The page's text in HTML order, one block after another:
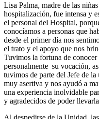
Lisa Palma, madre de las
hospitalización, fue intensa y
el personal del Hospital,
conocíamos a personas que
desde el primer día nos
el trato y el apoyo que nos
Tuvimos la fortuna de
personalmente su vocación,
tuvimos de parte del Jefe de
muy asertiva y nos ayudó a
una experiencia inolvidable
y agradecidos de poder
Al despedirse de la Unidad,